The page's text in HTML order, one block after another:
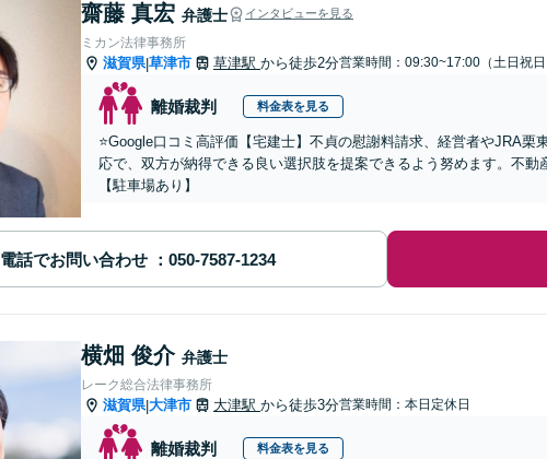
齋藤 真宏 弁護士 インタビューを見る
ミカン法律事務所
滋賀県|草津市 草津駅 から徒歩2分営業時間：09:30~17:00（土日祝日
離婚裁判 料金表を見る
⭐️Google口コミ高評価【宅建士】不貞の慰謝料請求、経営者やJRA
応で、双方が納得できる良い選択肢を提案できるよう努めます。不動
【駐車場あり】
電話でお問い合わせ
横畑 俊介 弁護士
レーク総合法律事務所
滋賀県|大津市 大津駅 から徒歩3分営業時間：本日定休日
離婚裁判 料金表を見る